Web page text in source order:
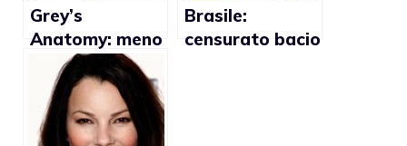
Grey’s
Anatomy: meno
di una
settimana per il
matrimonio
lesbo
Brasile:
censurato bacio